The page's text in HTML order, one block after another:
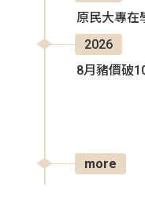
原民大專在
2026
8月豬價破
more